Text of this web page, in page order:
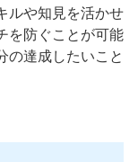
ルや知見を活かせ
を防ぐことが可能
の達成したいこと